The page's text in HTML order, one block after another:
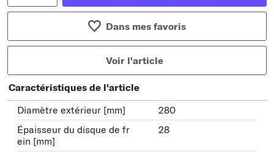
Dans mes favoris
Voir l'article
Caractéristiques de l'article
Diamètre extérieur [mm]
280
Épaisseur du disque de fr
ein [mm]
28